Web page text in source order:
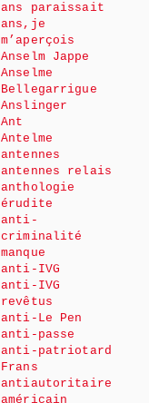
ans paraissait
ans,je
m’aperçois
Anselm Jappe
Anselme
Bellegarrigue
Anslinger
Ant
Antelme
antennes
antennes relais
anthologie
érudite
anti-
criminalité
manque
anti-IVG
anti-IVG
revêtus
anti-Le Pen
anti-passe
anti-patriotard
Frans
antiautoritaire
américain